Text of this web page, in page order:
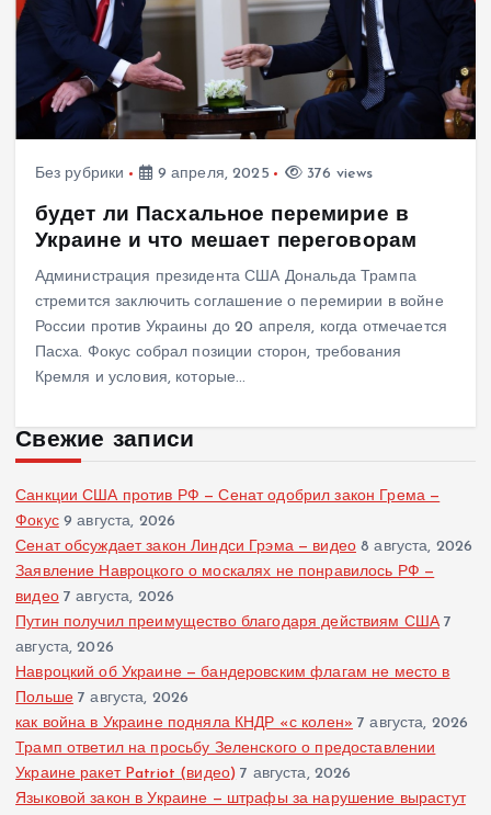
Без рубрики 9 апреля, 2025 376 views
будет ли Пасхальное перемирие в
Украине и что мешает переговорам
Администрация президента США Дональда Трампа
стремится заключить соглашение о перемирии в войне
России против Украины до 20 апреля, когда отмечается
Пасха. Фокус собрал позиции сторон, требования
Кремля и условия, которые…
Свежие записи
Санкции США против РФ — Сенат одобрил закон Грема —
Фокус 9 августа, 2026
Сенат обсуждает закон Линдси Грэма — видео 8 августа, 2026
Заявление Навроцкого о москалях не понравилось РФ —
видео 7 августа, 2026
Путин получил преимущество благодаря действиям США 7
августа, 2026
Навроцкий об Украине — бандеровским флагам не место в
Польше 7 августа, 2026
как война в Украине подняла КНДР «с колен» 7 августа, 2026
Трамп ответил на просьбу Зеленского о предоставлении
Украине ракет Patriot (видео) 7 августа, 2026
Языковой закон в Украине — штрафы за нарушение вырастут